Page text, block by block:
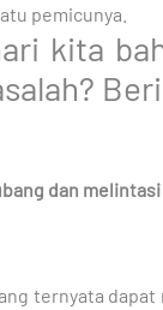
pemicunya.
kita
dan
ternyata